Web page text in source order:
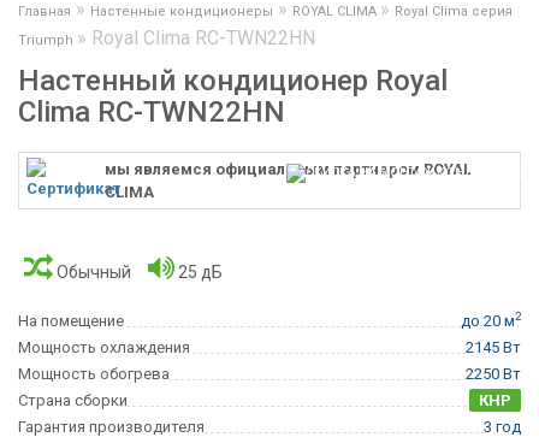
Главная » Настенные кондиционеры » ROYAL CLIMA » Royal Clima серия
Triumph » Royal Clima RC-TWN22HN
Настенный кондиционер Royal
Clima RC-TWN22HN
мы являемся официальным партнером ROYAL
CLIMA
Обычный 25 дБ
На помещение до 20 м2
Мощность охлаждения
2145 Вт
Мощность обогрева
2250 Вт
Страна сборки
КНР
Гарантия производителя
3 год